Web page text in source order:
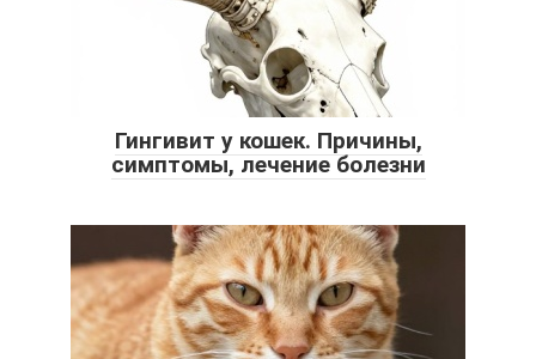
Гингивит у кошек. Причины,
симптомы, лечение болезни